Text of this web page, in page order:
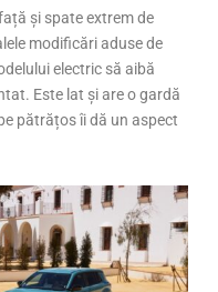
și spate extrem de
modificări aduse de
electric să aibă
Este lat și are o gardă
pătrățos îi dă un aspect